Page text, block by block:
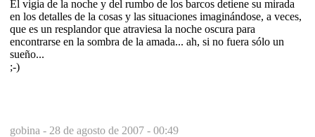
El vigia de la noche y del rumbo de los barcos detiene su mirada
en los detalles de la cosas y las situaciones imaginándose, a veces,
que es un resplandor que atraviesa la noche oscura para
encontrarse en la sombra de la amada... ah, si no fuera sólo un
sueño...
;-)
gobina - 28 de agosto de 2007 - 00:49